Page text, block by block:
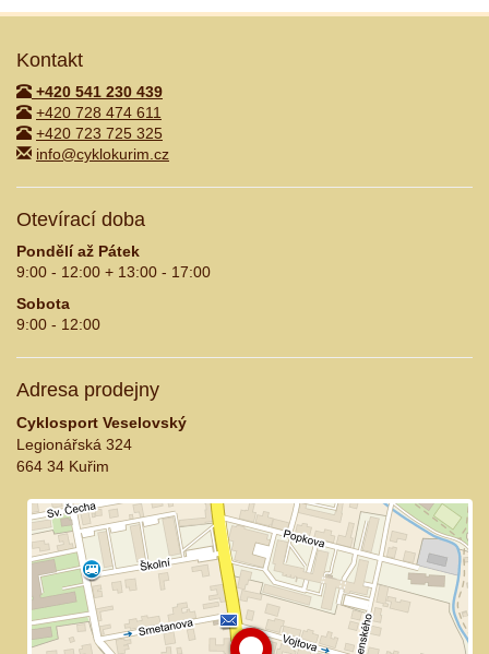
Kontakt
+420 541 230 439
+420 728 474 611
+420 723 725 325
info@cyklokurim.cz
Otevírací doba
Pondělí až Pátek
9:00 - 12:00 + 13:00 - 17:00
Sobota
9:00 - 12:00
Adresa prodejny
Cyklosport Veselovský
Legionářská 324
664 34 Kuřim